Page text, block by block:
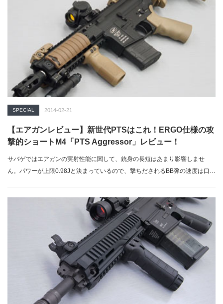
SPECIAL 2014-02-21
【エアガンレビュー】新世代PTSはこれ！ERGO仕様の攻
撃的ショートM4「PTS Aggressor」レビュー！
サバゲではエアガンの実射性能に関して、銃身の長短はあまり影響しませ
ん。パワーが上限0.98Jと決まっているので、撃ちだされるBB弾の速度は口径